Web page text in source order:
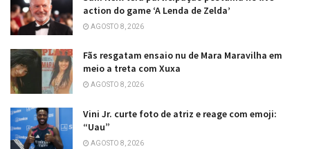
action do game ‘A Lenda de Zelda’
AGOSTO 8, 2026
Fãs resgatam ensaio nu de Mara Maravilha em
meio a treta com Xuxa
AGOSTO 8, 2026
Vini Jr. curte foto de atriz e reage com emoji:
“Uau”
AGOSTO 8, 2026